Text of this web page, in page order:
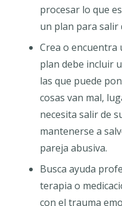
procesar lo que
un plan para salir
Crea o encuentra
plan debe incluir
las que puede
cosas van mal,
necesita salir de
mantenerse a
pareja abusiva.
Busca ayuda
terapia o
con el trauma